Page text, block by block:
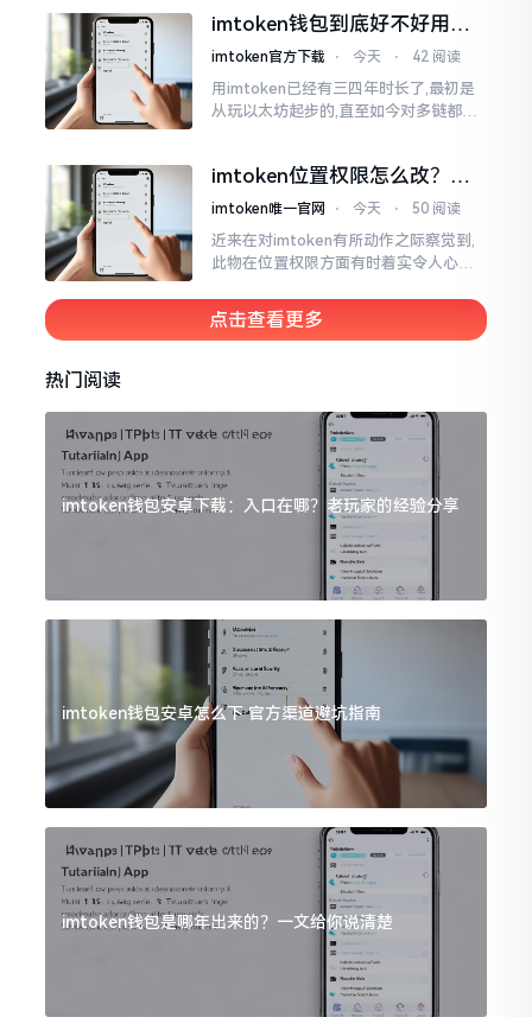
睹过非常多的人
imtoken钱包到底好不好用？
老玩家说说真实体验
imtoken官方下载 ⋅ 今天 ⋅ 42 阅读
用imtoken已经有三四年时长了,最初是
从玩以太坊起步的,直至如今对多链都有
imtoken位置权限怎么改？手
把手教你搞定
imtoken唯一官网 ⋅ 今天 ⋅ 50 阅读
近来在对imtoken有所动作之际察觉到,
此物在位置权限方面有时着实令人心生
障情况,致使我呈现出一脸茫然不知所措
的模样
点击查看更多
热门阅读
imtoken钱包安卓下载：入口在哪？老玩家的经验分享
imtoken钱包安卓怎么下 官方渠道避坑指南
imtoken钱包是哪年出来的？一文给你说清楚